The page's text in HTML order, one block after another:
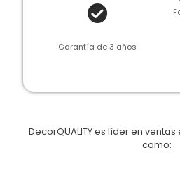
Garantía de 3 años
DecorQUALITY es líder en
como: